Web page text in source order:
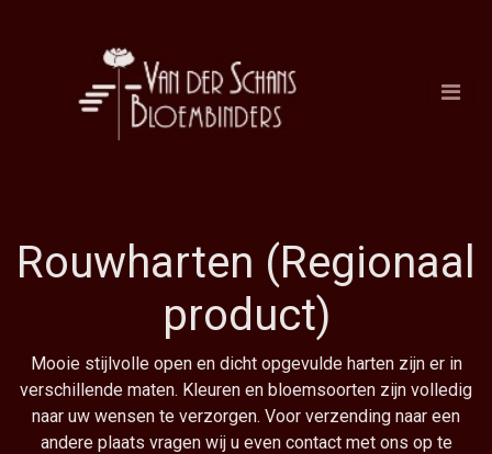
Rouwharten (Regionaal
product)
Mooie stijlvolle open en dicht opgevulde harten zijn er in
verschillende maten. Kleuren en bloemsoorten zijn volledig
naar uw wensen te verzorgen. Voor verzending naar een
andere plaats vragen wij u even contact met ons op te